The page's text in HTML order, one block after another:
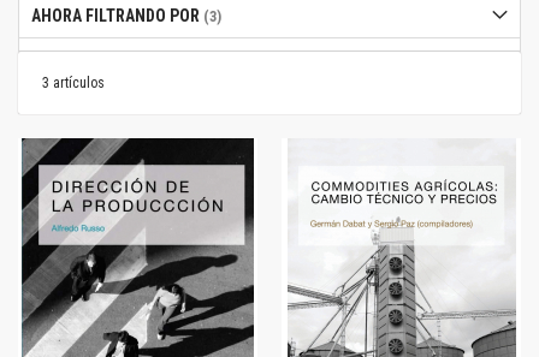
3 artículos
AHORA FILTRANDO POR